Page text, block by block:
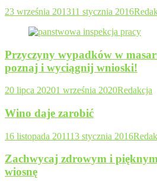
23 września 201311 stycznia 2016
Przyczyny wypadków w
poznaj i wyciągnij wnioski!
20 lipca 20201 września 2020Redakcja
Wino daje zarobić
16 listopada 201113 stycznia 2016
Zachwycaj zdrowym i
wiosnę